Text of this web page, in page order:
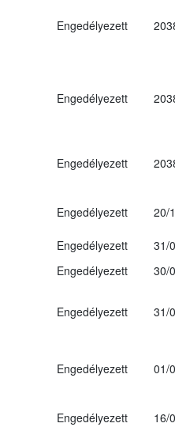
Engedélyezett
Engedélyezett
Engedélyezett
Engedélyezett
20/
Engedélyezett
31/
Engedélyezett
30/
Engedélyezett 31/
Engedélyezett 01/
Engedélyezett 16/